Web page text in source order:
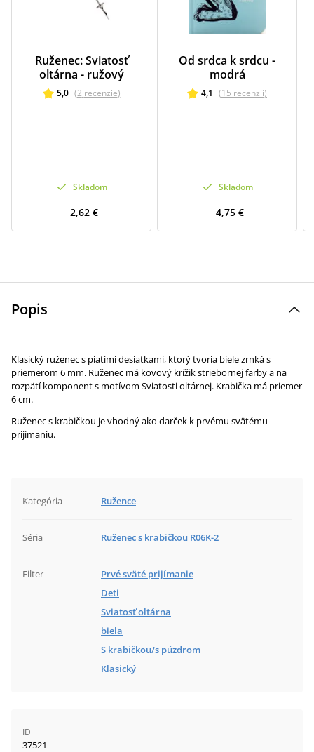
Ruženec: Sviatosť
oltárna - ružový
5,0 (2 recenzie)
Skladom
2,62 €
Od srdca k srdcu -
modrá
4,1 (15 recenzií)
Skladom
4,75 €
Popis
Klasický ruženec s piatimi desiatkami, ktorý tvoria biele zrnká s
priemerom 6 mm. Ruženec má kovový krížik striebornej farby a na
rozpätí komponent s motívom Sviatosti oltárnej. Krabička má priemer
6 cm.
Ruženec s krabičkou je vhodný ako darček k prvému svätému
prijímaniu.
Kategória Ružence
Séria Ruženec s krabičkou R06K-2
Filter
Prvé sväté prijímanie
Deti
Sviatosť oltárna
biela
S krabičkou/s púzdrom
Klasický
ID
37521